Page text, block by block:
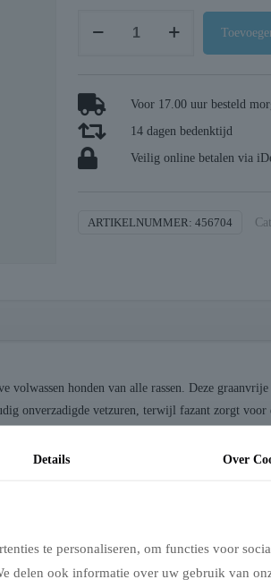
breeds
duck
/
Voor 17.00 uur besteld
14 dagen bedenktijd
Veilig online betalen via
ARTIKELNUMMER: 456704
honden van alle rassen. Deze
onverzadigde vetzuren, terwijl fazant zorgt
van huid en vacht. Daarnaast bevat de
Details Over
te personaliseren, om functies voor
delen ook informatie over uw gebruik van